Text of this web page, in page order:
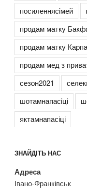
посиленнясімей
продам матку
продам матку
продам мед з
сезон2021
шотамнапасіці
яктамнапасіці
ЗНАЙДІТЬ НАС
Адреса
Івано-Франківськ